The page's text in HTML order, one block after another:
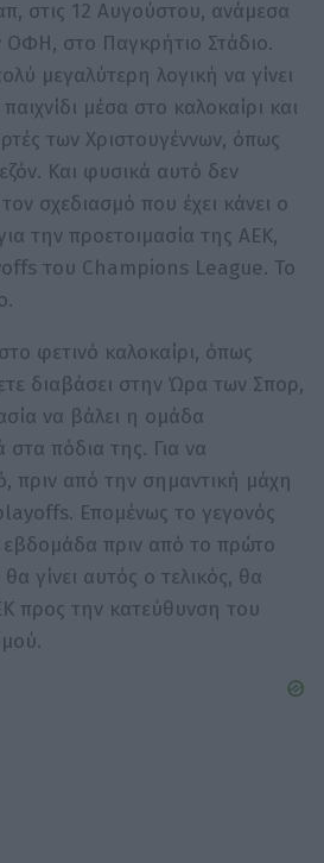
, στις 12 Αυγούστου, ανάμεσα
ΟΦΗ, στο Παγκρήτιο Στάδιο.
μεγαλύτερη λογική να γίνει
μέσα στο καλοκαίρι και
των Χριστουγέννων, όπως
Και φυσικά αυτό δεν
σχεδιασμό που έχει κάνει ο
την προετοιμασία της ΑΕΚ,
του Champions League. Το
στο φετινό καλοκαίρι, όπως
διαβάσει στην Ώρα των Σπορ,
να βάλει η ομάδα
στα πόδια της. Για να
πριν από την σημαντική μάχη
. Επομένως το γεγονός
πριν από το πρώτο
γίνει αυτός ο τελικός, θα
προς την κατεύθυνση του